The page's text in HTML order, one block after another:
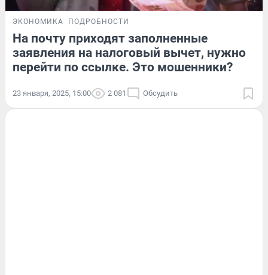
ЭКОНОМИКА ПОДРОБНОСТИ
На почту приходят заполненные
заявления на налоговый вычет, нужно
перейти по ссылке. Это мошенники?
23 января, 2025, 15:00 2 081 Обсудить